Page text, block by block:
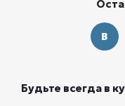
Будьте всегда в